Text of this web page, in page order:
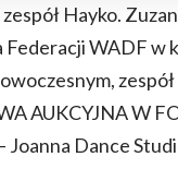
Hayko.
Federacji WADF w
AUKCYJNA W
Joanna Dance